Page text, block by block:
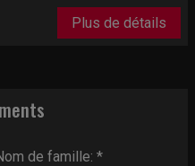
Plus de détails
de famille: *